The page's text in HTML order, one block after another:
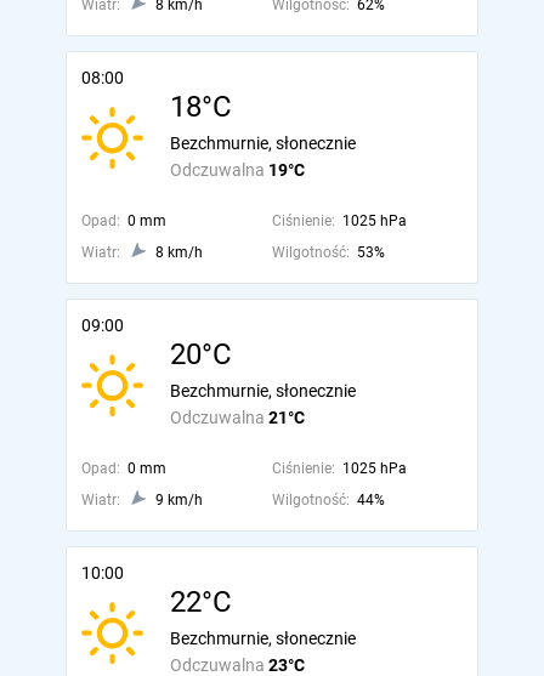
Wiatr: 8 km/h Wilgotność: 62%
08:00
18°C
Odczuwalna 19°C
Bezchmurnie, słonecznie
Opad: 0 mm Ciśnienie: 1025 hPa
Wiatr:
8 km/h Wilgotność: 53%
09:00
20°C
Odczuwalna 21°C
Bezchmurnie, słonecznie
Opad: 0 mm Ciśnienie: 1025 hPa
Wiatr:
9 km/h Wilgotność: 44%
10:00
22°C
Odczuwalna 23°C
Bezchmurnie, słonecznie